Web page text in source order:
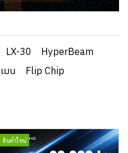
LX-30
HyperBeam
มน
Flip Chip
สินค้าใหม่